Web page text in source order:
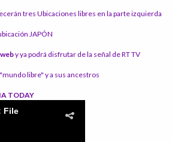
tres Ubicaciones libres en la parte izquierda
JAPÓN
y ya podrá disfrutar de la señal de RT TV
libre" y a sus ancestros
TODAY